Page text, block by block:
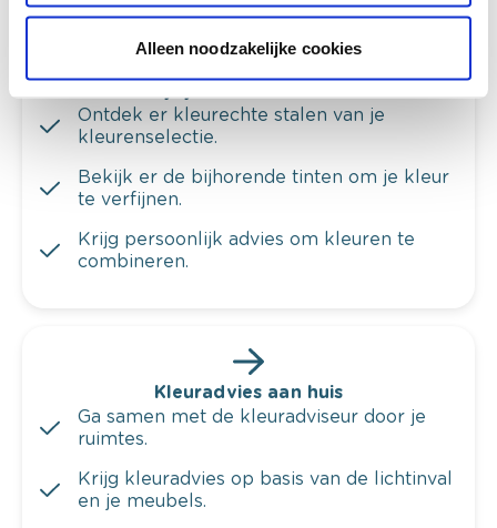
Alleen noodzakelijke cookies
Ontdek er kleurechte stalen van je
kleurenselectie.
Bekijk er de bijhorende tinten om je kleur
te verfijnen.
Krijg persoonlijk advies om kleuren te
combineren.
Kleuradvies aan huis
Ga samen met de kleuradviseur door je
ruimtes.
Krijg kleuradvies op basis van de lichtinval
en je meubels.